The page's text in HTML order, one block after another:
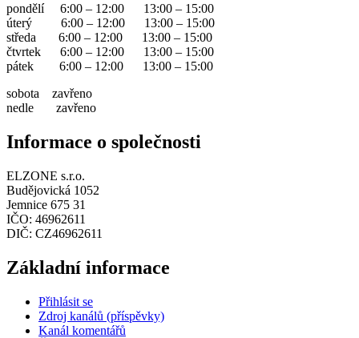
pondělí 6:00 – 12:00 13:00 – 15:00
úterý 6:00 – 12:00 13:00 – 15:00
středa 6:00 – 12:00 13:00 – 15:00
čtvrtek 6:00 – 12:00 13:00 – 15:00
pátek 6:00 – 12:00 13:00 – 15:00
sobota zavřeno
nedle zavřeno
Informace o společnosti
ELZONE s.r.o.
Budějovická 1052
Jemnice 675 31
IČO: 46962611
DIČ: CZ46962611
Základní informace
Přihlásit se
Zdroj kanálů (příspěvky)
Kanál komentářů